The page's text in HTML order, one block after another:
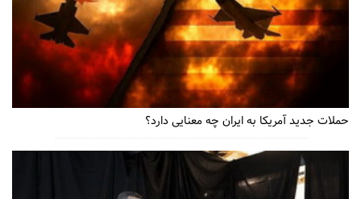
حملات جدید آمریکا به ایران چه معنایی دارد؟